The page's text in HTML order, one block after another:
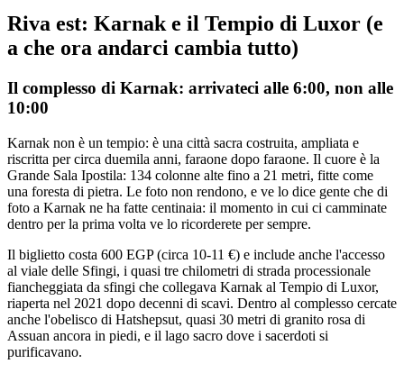
Riva est: Karnak e il Tempio di Luxor (e
a che ora andarci cambia tutto)
Il complesso di Karnak: arrivateci alle 6:00, non alle
10:00
Karnak non è un tempio: è una città sacra costruita, ampliata e
riscritta per circa duemila anni, faraone dopo faraone. Il cuore è la
Grande Sala Ipostila: 134 colonne alte fino a 21 metri, fitte come
una foresta di pietra. Le foto non rendono, e ve lo dice gente che di
foto a Karnak ne ha fatte centinaia: il momento in cui ci camminate
dentro per la prima volta ve lo ricorderete per sempre.
Il biglietto costa 600 EGP (circa 10-11 €) e include anche l'accesso
al viale delle Sfingi, i quasi tre chilometri di strada processionale
fiancheggiata da sfingi che collegava Karnak al Tempio di Luxor,
riaperta nel 2021 dopo decenni di scavi. Dentro al complesso cercate
anche l'obelisco di Hatshepsut, quasi 30 metri di granito rosa di
Assuan ancora in piedi, e il lago sacro dove i sacerdoti si
purificavano.